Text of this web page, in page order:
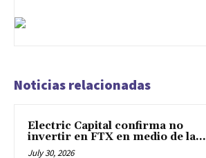
Noticias relacionadas
Electric Capital confirma no
invertir en FTX en medio de la...
July 30, 2026